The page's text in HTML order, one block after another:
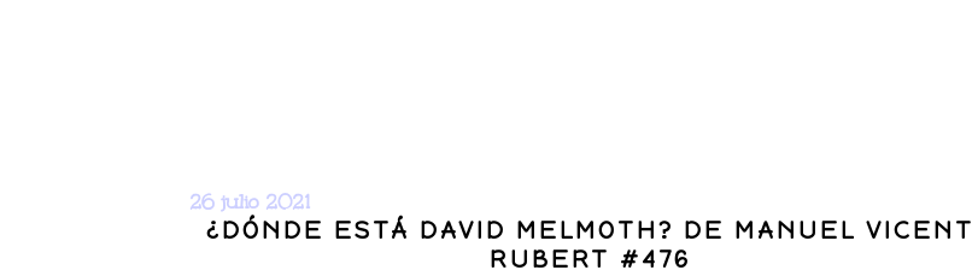
26 julio 2021
¿DÓNDE ESTÁ DAVID MELMOTH? DE MANUEL VICENT
RUBERT #476